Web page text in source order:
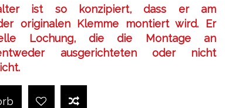
ist so konzipiert, dass er am
originalen Klemme montiert wird. Er
Lochung, die die Montage an
ausgerichteten oder nicht